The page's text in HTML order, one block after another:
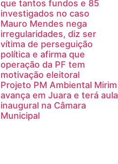
que tantos fundos e 85
investigados no caso
Mauro Mendes nega
irregularidades, diz ser
vítima de perseguição
política e afirma que
operação da PF tem
motivação eleitoral
Projeto PM Ambiental Mirim
avança em Juara e terá aula
inaugural na Câmara
Municipal